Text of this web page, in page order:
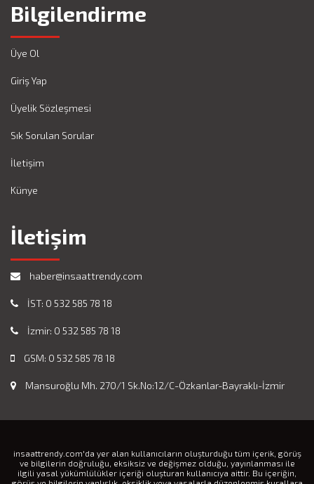
Bilgilendirme
Üye Ol
Giriş Yap
Üyelik Sözleşmesi
Sık Sorulan Sorular
İletişim
Künye
İletişim
haber@insaattrendy.com
İST: 0 532 585 78 18
İzmir: 0 532 585 78 18
GSM: 0 532 585 78 18
Mansuroğlu Mh. 270/1 Sk.No:12/C-Özkanlar-Bayraklı-İzmir
insaattrendy.com'da yer alan kullanıcıların oluşturduğu tüm içerik, görüş
ve bilgilerin doğruluğu, eksiksiz ve değişmez olduğu, yayınlanması ile
ilgili yasal yükümlülükler içeriği oluşturan kullanıcıya aittir. Bu içeriğin,